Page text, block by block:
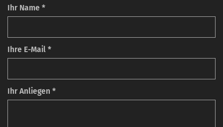
Ihr Name *
Ihre E-Mail *
Ihr Anliegen *